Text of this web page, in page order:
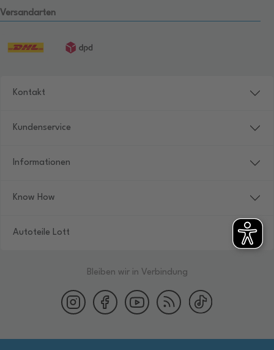
Versandarten
Kontakt
Kundenservice
Informationen
Know How
Autoteile Lott
Bleiben wir in Verbindung